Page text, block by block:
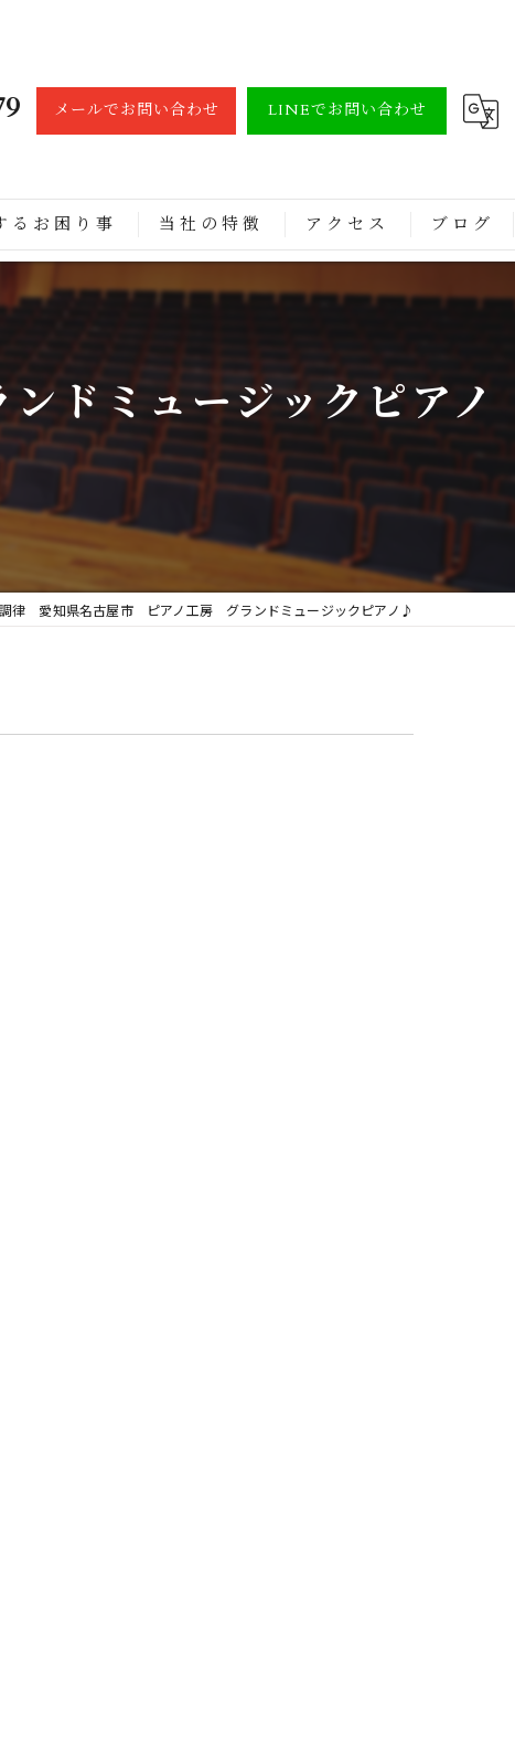
メールでお問い合わせ LINEでお問い合わせ
るお困り事 当社の特徴
調律
修理
レンタル
アクセス ブログ
ドミュージックピアノ
調律 愛知県名古屋市 ピアノ工房 グランドミュージックピアノ♪